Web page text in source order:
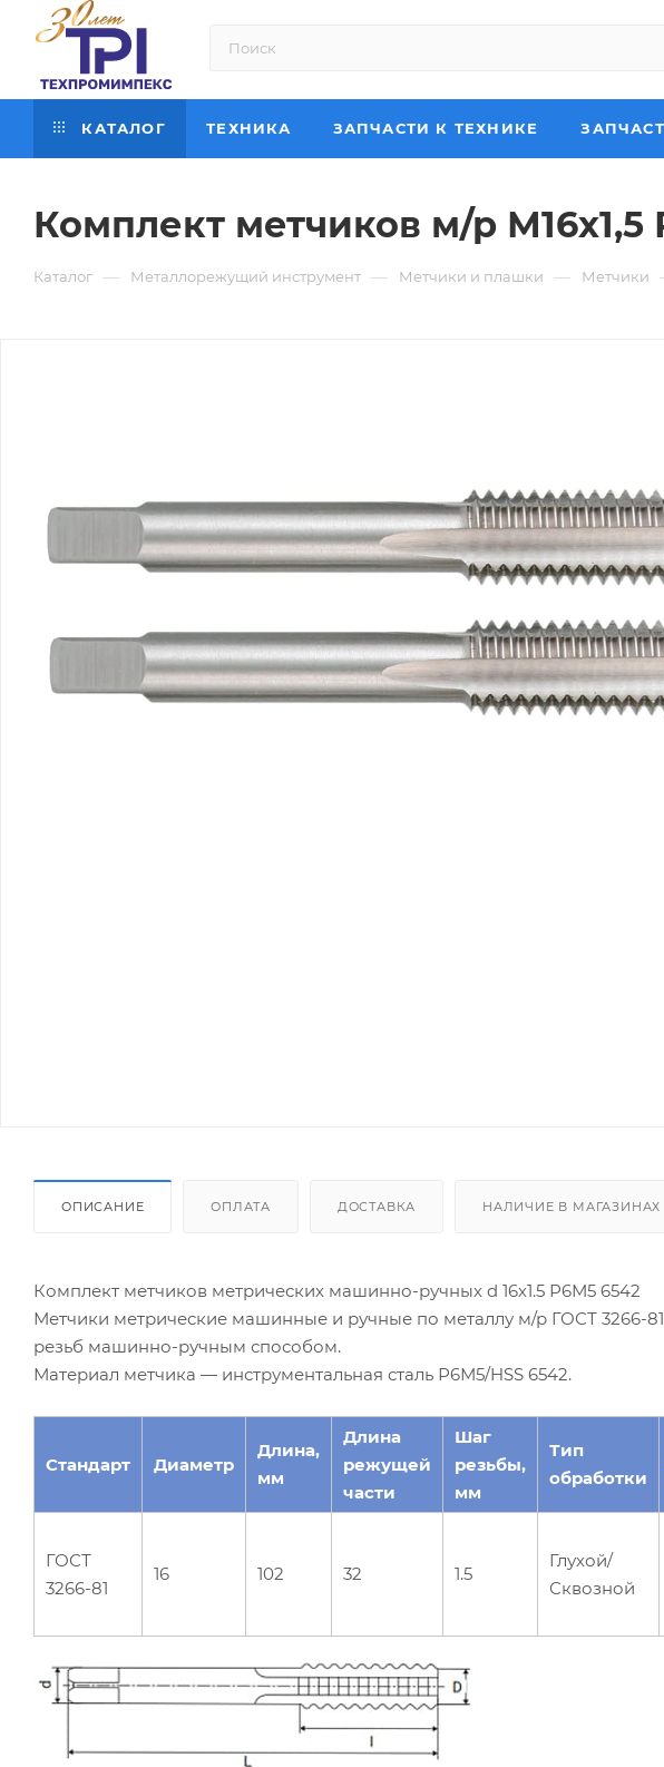
КАТАЛОГ ТЕХНИКА ЗАПЧАСТИ К ТЕХНИКЕ
Комплект метчиков м/р М16х1,5
Каталог — Металлорежущий инструмент — Метчики и плашки — Метчики
ОПИСАНИЕ ОПЛАТА ДОСТАВКА НАЛИЧИЕ В МАГАЗИНАХ
Комплект метчиков метрических машинно-ручных d 16х1.5 Р6М5 6542
Метчики метрические машинные и ручные по металлу м/р ГОСТ 3266-
резьб машинно-ручным способом.
Материал метчика — инструментальная сталь Р6М5/HSS 6542.
Стандарт Диаметр
Длина,
мм
Длина
режущей
части
Шаг
резьбы,
мм
Тип
обработки
ГОСТ
3266-81
16 102 32 1.5
Глухой/
Сквозной